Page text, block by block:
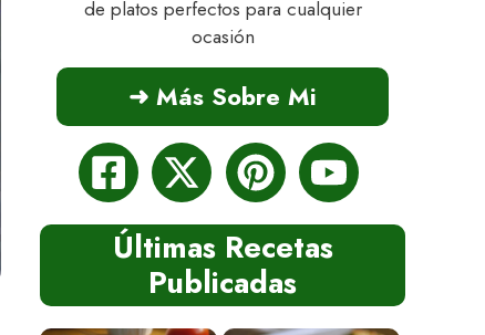
de platos perfectos para cualquier
ocasión
➜ Más Sobre Mi
Últimas Recetas
Publicadas